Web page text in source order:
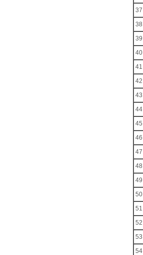
37
38
39
40
41
42
43
44
45
46
47
48
49
50
51
52
53
54